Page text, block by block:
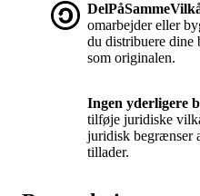
omarbejder eller
du distribuere dine
som originalen.
Ingen yderligere
tilføje juridiske
juridisk begrænser
tillader.